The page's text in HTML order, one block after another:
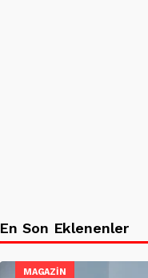
En Son Eklenenler
MAGAZİN